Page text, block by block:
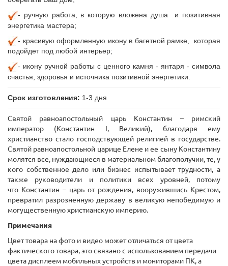
- ручную работа, в которую вложена душа и позитивная
энергетика мастера;
- красивую оформленную икону в багетной рамке, которая
подойдет под любой интерьер;
- икону ручной работы с ценного камня - янтаря - символа
счастья, здоровья и источника позитивной энергетики.
Срок изготовления: 1-3 дня
Святой равноапостольный царь Константин – римский
император (Константин I, Великий), благодаря ему
христианство стало господствующей религией в государстве.
Святой равноапостольной царице Елене и ее сыну Константину
молятся все, нуждающиеся в материальном благополучии, те, у
кого собственное дело или бизнес испытывает трудности, а
также руководители и политики всех уровней, потому
что Константин – царь от рождения, вооружившись Крестом,
превратил разрозненную державу в великую непобедимую и
могущественную христианскую империю.
Примечания
Цвет товара на фото и видео может отличаться от цвета
фактического товара, это связано с использованием передачи
цвета дисплеем мобильных устройств и мониторами ПК, а